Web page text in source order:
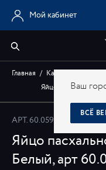
Ваш
ВСЁ
Мой кабинет
Главная / Каталог
Яйцо пасхальное
АРТ.60.05961.00.1
Яйцо
Белый, арт